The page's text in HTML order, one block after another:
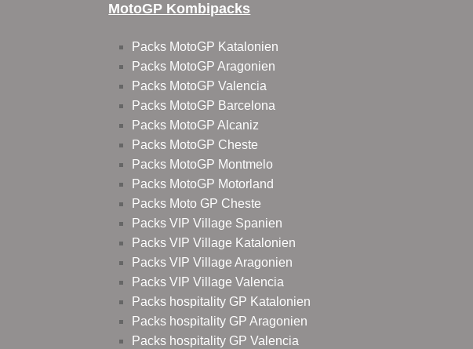
MotoGP Kombipacks
Packs MotoGP Katalonien
Packs MotoGP Aragonien
Packs MotoGP Valencia
Packs MotoGP Barcelona
Packs MotoGP Alcaniz
Packs MotoGP Cheste
Packs MotoGP Montmelo
Packs MotoGP Motorland
Packs Moto GP Cheste
Packs VIP Village Spanien
Packs VIP Village Katalonien
Packs VIP Village Aragonien
Packs VIP Village Valencia
Packs hospitality GP Katalonien
Packs hospitality GP Aragonien
Packs hospitality GP Valencia